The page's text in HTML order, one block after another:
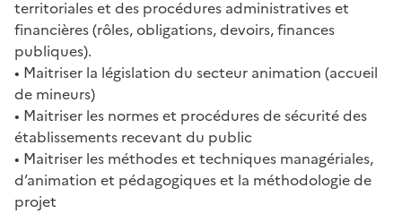
territoriales et des procédures administratives et
financières (rôles, obligations, devoirs, finances
publiques).
• Maitriser la législation du secteur animation (accueil
de mineurs)
• Maitriser les normes et procédures de sécurité des
établissements recevant du public
• Maitriser les méthodes et techniques managériales,
d’animation et pédagogiques et la méthodologie de
projet